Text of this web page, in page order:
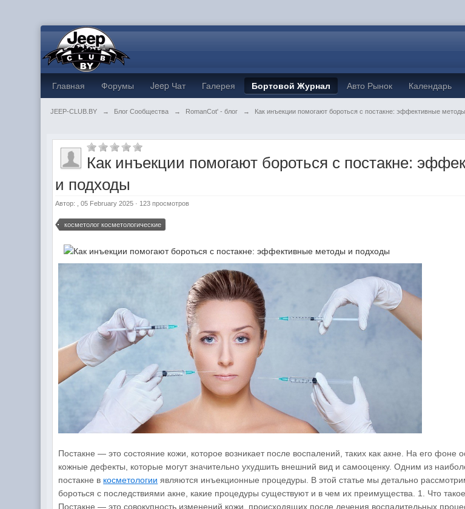
Главная Форумы Jeep Чат Галерея Бортовой Журнал Авто Рынок Календарь
JEEP-CLUB.BY → Блог Сообщества → RomanCot' - блог → Как инъекции помогают бороться с постакне: эффективные
Как инъекции помогают бороться с постакне:
и подходы
Автор: , 05 February 2025 · 123 просмотров
косметолог косметологические
Постакне — это состояние кожи, которое возникает после воспалений, таких как акне. На его фоне
кожные дефекты, которые могут значительно ухудшить внешний вид и самооценку. Одним из
постакне в косметологии являются инъекционные процедуры. В этой статье мы детально
бороться с последствиями акне, какие процедуры существуют и в чем их преимущества. 1. Что
Постакне — это совокупность изменений кожи, происходящих после лечения воспалительных